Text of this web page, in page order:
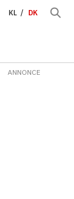
KL DK
ANNONCE